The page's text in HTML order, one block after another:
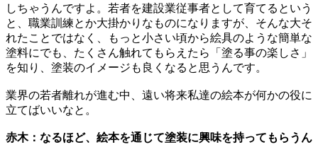
しちゃうんですよ。若者を建設業従事者として育てるという
と、職業訓練とか大掛かりなものになりますが、そんな大そ
れたことではなく、もっと小さい頃から絵具のような簡単な
塗料にでも、たくさん触れてもらえたら「塗る事の楽しさ」
を知り、塗装のイメージも良くなると思うんです。
業界の若者離れが進む中、遠い将来私達の絵本が何かの役に
立てばいいなと。
赤木：なるほど、絵本を通じて塗装に興味を持ってもらうん